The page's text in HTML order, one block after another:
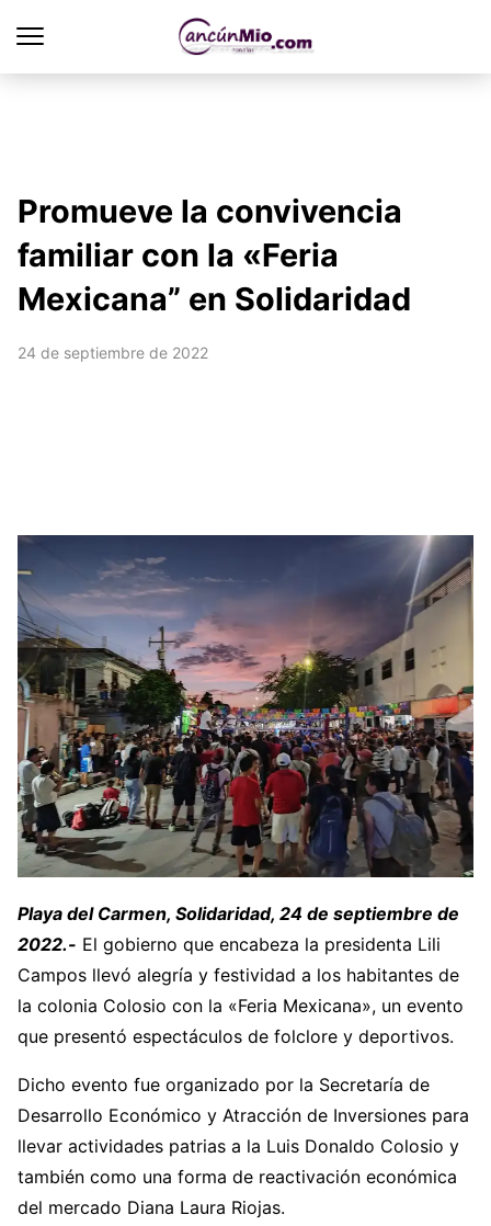
Promueve la convivencia
familiar con la «Feria
Mexicana” en Solidaridad
24 de septiembre de 2022
Playa del Carmen, Solidaridad, 24 de septiembre de
2022.- El gobierno que encabeza la presidenta Lili
Campos llevó alegría y festividad a los habitantes de
la colonia Colosio con la «Feria Mexicana», un evento
que presentó espectáculos de folclore y deportivos.
Dicho evento fue organizado por la Secretaría de
Desarrollo Económico y Atracción de Inversiones para
llevar actividades patrias a la Luis Donaldo Colosio y
también como una forma de reactivación económica
del mercado Diana Laura Riojas.